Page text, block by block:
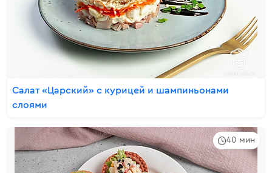
Салат «Царский» с курицей и шампиньонами
слоями
40 мин